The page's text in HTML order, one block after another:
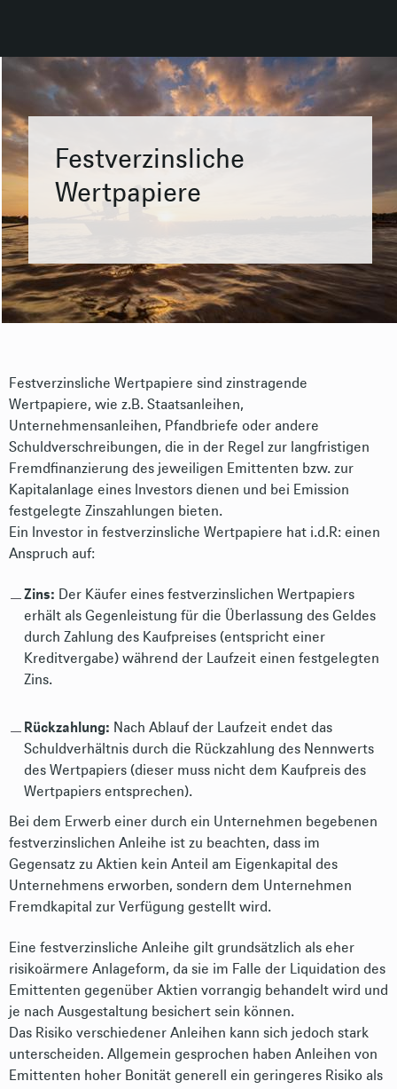
Festverzinsliche
Wertpapiere
Festverzinsliche Wertpapiere sind zinstragende
Wertpapiere, wie z.B. Staatsanleihen,
Unternehmensanleihen, Pfandbriefe oder andere
Schuldverschreibungen, die in der Regel zur langfristigen
Fremdfinanzierung des jeweiligen Emittenten bzw. zur
Kapitalanlage eines Investors dienen und bei Emission
festgelegte Zinszahlungen bieten.
Ein Investor in festverzinsliche Wertpapiere hat i.d.R: einen
Anspruch auf:
Zins: Der Käufer eines festverzinslichen Wertpapiers
erhält als Gegenleistung für die Überlassung des Geldes
durch Zahlung des Kaufpreises (entspricht einer
Kreditvergabe) während der Laufzeit einen festgelegten
Zins.
Rückzahlung: Nach Ablauf der Laufzeit endet das
Schuldverhältnis durch die Rückzahlung des Nennwerts
des Wertpapiers (dieser muss nicht dem Kaufpreis des
Wertpapiers entsprechen).
Bei dem Erwerb einer durch ein Unternehmen begebenen
festverzinslichen Anleihe ist zu beachten, dass im
Gegensatz zu Aktien kein Anteil am Eigenkapital des
Unternehmens erworben, sondern dem Unternehmen
Fremdkapital zur Verfügung gestellt wird.
Eine festverzinsliche Anleihe gilt grundsätzlich als eher
risikoärmere Anlageform, da sie im Falle der Liquidation des
Emittenten gegenüber Aktien vorrangig behandelt wird und
je nach Ausgestaltung besichert sein können.
Das Risiko verschiedener Anleihen kann sich jedoch stark
unterscheiden. Allgemein gesprochen haben Anleihen von
Emittenten hoher Bonität generell ein geringeres Risiko als